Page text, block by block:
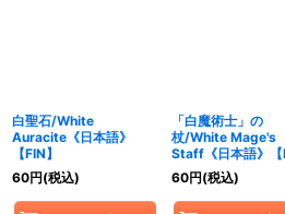
白聖石/White
Auracite《日本語》
【FIN】
60円(税込)
「白魔術士」の
杖/White Mage's
Staff《日本語》【
60円(税込)